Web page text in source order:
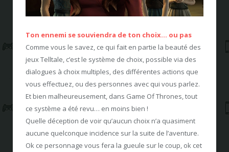
Ton ennemi se souviendra de ton choix… ou pas
Comme vous le savez, ce qui fait en partie la beauté des
jeux Telltale, c’est le système de choix, possible via des
dialogues à choix multiples, des différentes actions que
vous effectuez, ou des personnes avec qui vous parlez.
Et bien malheureusement, dans Game Of Thrones, tout
ce système a été revu… en moins bien !
Quelle déception de voir qu’aucun choix n’a quasiment
aucune quelconque incidence sur la suite de l’aventure.
Ok ce personnage vous fera la gueule sur le coup, ok cet